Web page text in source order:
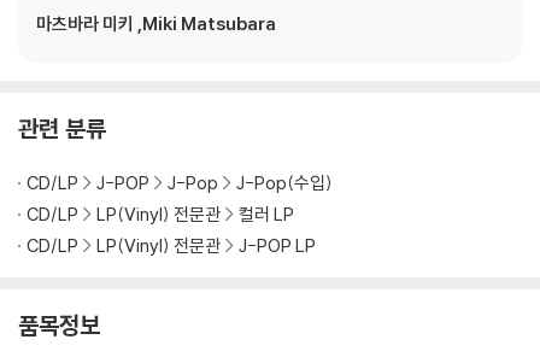
※ 디스크 외관 불량
1) 열을 가하여 제작하는 바이닐 공정 특성상 디스크 표면이 미세하게 울
가능합니다.
지되도록 디스크 센터 홀 구경이 작게 제작되는 경우가 있습니다. 턴테이
블 스핀들에 맞지 않는 경우에는 전용 제품 등을 이용하여 센터 홀을 조정
하시면 해결됩니다.
불량으로 인한 반품/교환이 가능합니다
마츠바라 미키 ,Miki Matsubara
관련 분류
CD/LP J-POP J-Pop
J-Pop(수입)
CD/LP
LP(Vinyl) 전문관
컬러 LP
CD/LP
LP(Vinyl) 전문관 J-POP LP
품목정보